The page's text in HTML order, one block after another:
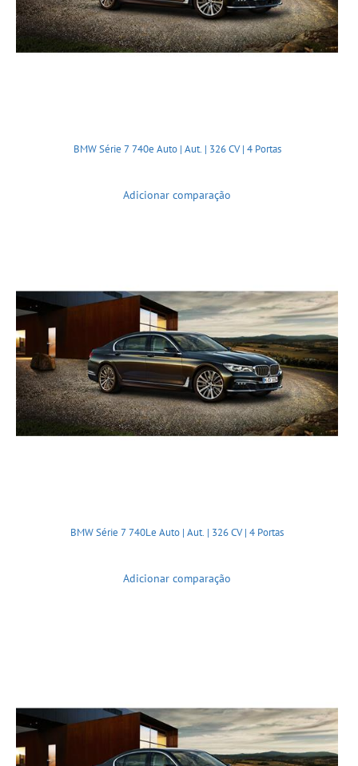
BMW Série 7 740e Auto | Aut. | 326 CV | 4 Portas
Adicionar comparação
BMW Série 7 740Le Auto | Aut. | 326 CV | 4 Portas
Adicionar comparação